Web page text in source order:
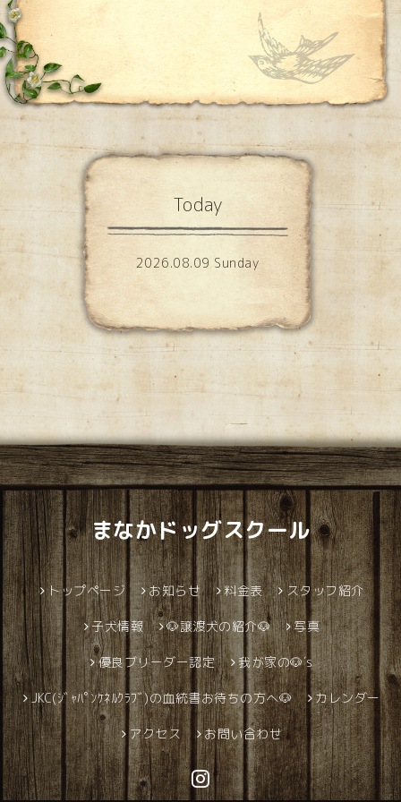
Today
2026.08.09 Sunday
まなかドッグスクール
トップページ お知らせ 料金表 スタッフ紹介
子犬情報 🐶譲渡犬の紹介🐶 写真
優良ブリーダー認定 我が家の🐶´s
JKC(ｼﾞｬﾊﾟﾝｹﾈﾙｸﾗﾌﾞ)の血統書お待ちの方へ🐶 カレンダー
アクセス お問い合わせ